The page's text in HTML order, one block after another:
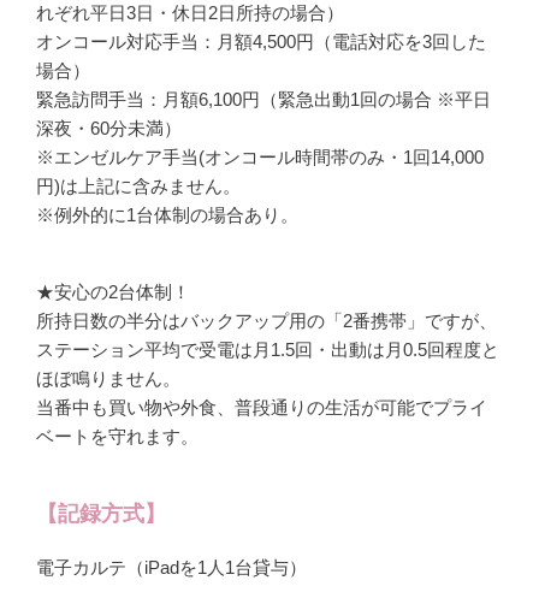
れぞれ平日3日・休日2日所持の場合）
オンコール対応手当：月額4,500円（電話対応を3回した
場合）
緊急訪問手当：月額6,100円（緊急出動1回の場合 ※平日
深夜・60分未満）
※エンゼルケア手当(オンコール時間帯のみ・1回14,000
円)は上記に含みません。
※例外的に1台体制の場合あり。
★安心の2台体制！
所持日数の半分はバックアップ用の「2番携帯」ですが、
ステーション平均で受電は月1.5回・出動は月0.5回程度と
ほぼ鳴りません。
当番中も買い物や外食、普段通りの生活が可能でプライ
ベートを守れます。
【記録方式】
電子カルテ（iPadを1人1台貸与）